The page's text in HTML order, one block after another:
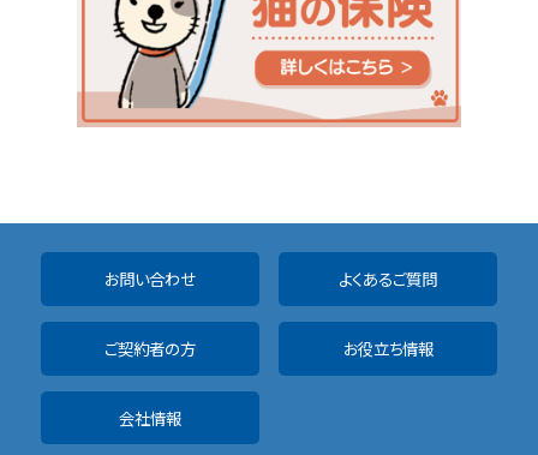
お問い合わせ よくあるご質問
ご契約者の方 お役立ち情報
会社情報